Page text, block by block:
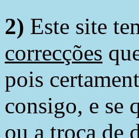
2) Este site
correcções
pois
consigo, e se
ou a troca de